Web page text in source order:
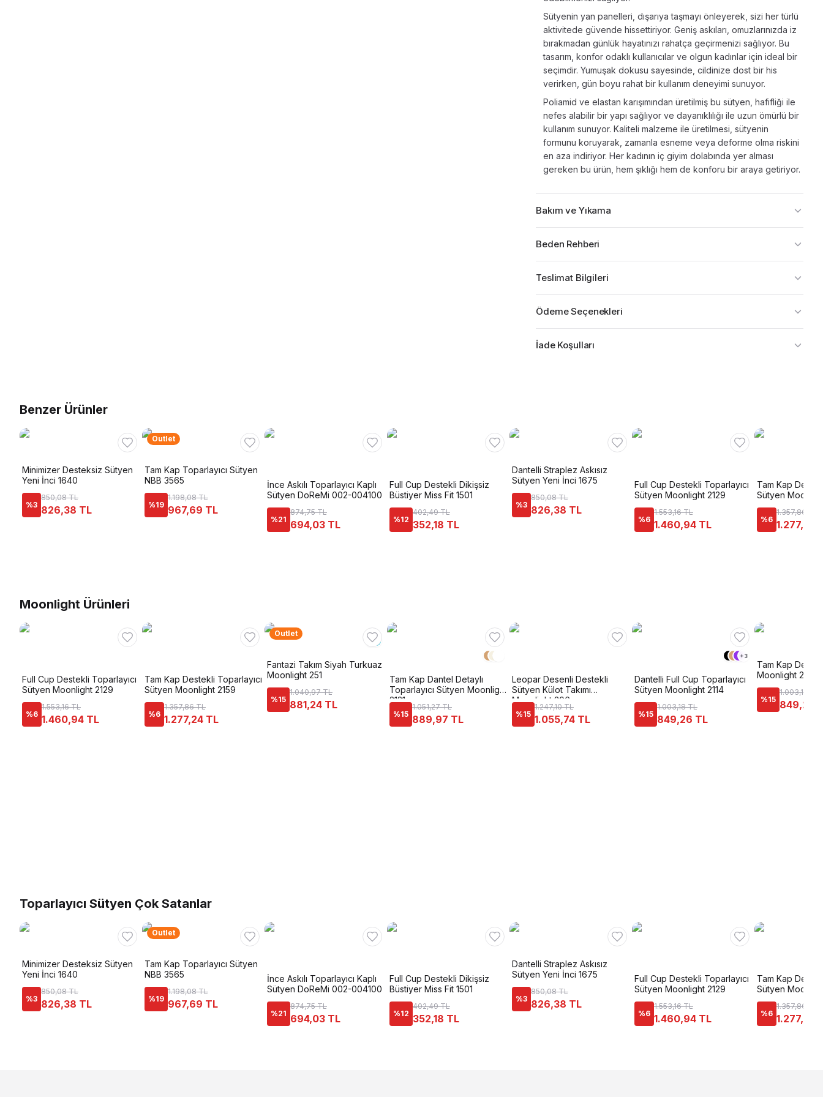
Sütyenin yan panelleri, dışarıya taşmayı önleyerek, sizi her türlü
aktivitede güvende hissettiriyor. Geniş askıları, omuzlarınızda iz
bırakmadan günlük hayatınızı rahatça geçirmenizi sağlıyor. Bu
tasarım, konfor odaklı kullanıcılar ve olgun kadınlar için ideal bir
seçimdir. Yumuşak dokusu sayesinde, cildinize dost bir his
verirken, gün boyu rahat bir kullanım deneyimi sunuyor.
Poliamid ve elastan karışımından üretilmiş bu sütyen, hafifliği ile
nefes alabilir bir yapı sağlıyor ve dayanıklılığı ile uzun ömürlü bir
kullanım sunuyor. Kaliteli malzeme ile üretilmesi, sütyenin
formunu koruyarak, zamanla esneme veya deforme olma riskini
en aza indiriyor. Her kadının iç giyim dolabında yer alması
gereken bu ürün, hem şıklığı hem de konforu bir araya getiriyor.
Bakım ve Yıkama
Beden Rehberi
Teslimat Bilgileri
Ödeme Seçenekleri
İade Koşulları
Benzer Ürünler
Minimizer Desteksiz Sütyen
Yeni İnci 1640
%3
850,08 TL
826,38 TL
Outlet
Tam Kap Toparlayıcı Sütyen
NBB 3565
%19
1.198,08 TL
967,69 TL
İnce Askılı Toparlayıcı Kaplı
Sütyen DoReMi 002-004100
%21
874,75 TL
694,03 TL
Full Cup Destekli Dikişsiz
Büstiyer Miss Fit 1501
%12
402,49 TL
352,18 TL
Dantelli Straplez Askısız
Sütyen Yeni İnci 1675
%3
850,08 TL
826,38 TL
Full Cup Destekli Toparlayıcı
Sütyen Moonlight 2129
%6
1.553,16 TL
1.460,94 TL
Tam Kap
Sütyen
%6
1.357,86 TL
1.277,24
Moonlight Ürünleri
Full Cup Destekli Toparlayıcı
Sütyen Moonlight 2129
%6
1.553,16 TL
1.460,94 TL
Tam Kap Destekli Toparlayıcı
Sütyen Moonlight 2159
%6
1.357,86 TL
1.277,24 TL
Outlet
Fantazi Takım Siyah Turkuaz
Moonlight 251
%15
1.040,97 TL
881,24 TL
Tam Kap Dantel Detaylı
Toparlayıcı Sütyen Moonlight
2131
%15
1.051,27 TL
889,97 TL
Leopar Desenli Destekli
Sütyen Külot Takımı
Moonlight 306
%15
1.247,10 TL
1.055,74 TL
+3
Dantelli Full Cup Toparlayıcı
Sütyen Moonlight 2114
%15
1.003,18 TL
849,26 TL
Tam Kap
Moonlight 2119
%15
1.003,18 TL
849,26
Toparlayıcı Sütyen Çok Satanlar
Minimizer Desteksiz Sütyen
Yeni İnci 1640
%3
850,08 TL
826,38 TL
Outlet
Tam Kap Toparlayıcı Sütyen
NBB 3565
%19
1.198,08 TL
967,69 TL
İnce Askılı Toparlayıcı Kaplı
Sütyen DoReMi 002-004100
%21
874,75 TL
694,03 TL
Full Cup Destekli Dikişsiz
Büstiyer Miss Fit 1501
%12
402,49 TL
352,18 TL
Dantelli Straplez Askısız
Sütyen Yeni İnci 1675
%3
850,08 TL
826,38 TL
Full Cup Destekli Toparlayıcı
Sütyen Moonlight 2129
%6
1.553,16 TL
1.460,94 TL
Tam Kap
Sütyen
%6
1.357,86 TL
1.277,24